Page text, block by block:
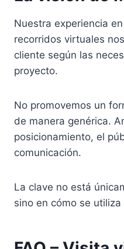
Nuestra experiencia
recorridos virtuales
cliente según las
proyecto.
No promovemos un
de manera genérica.
posicionamiento, el
comunicación.
La clave no está
sino en cómo se